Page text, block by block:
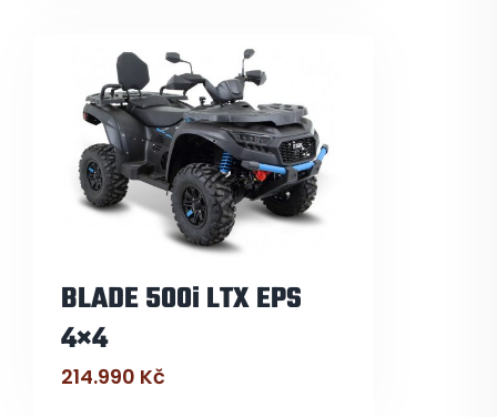
BLADE 500i LTX EPS
4×4
214.990 Kč